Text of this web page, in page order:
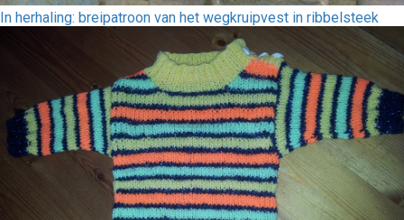
In herhaling: breipatroon van het wegkruipvest in ribbelsteek